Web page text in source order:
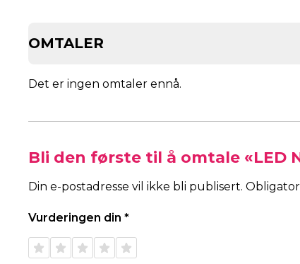
OMTALER
Det er ingen omtaler ennå.
Bli den første til å omtale «LED
Din e-postadresse vil ikke bli publisert.
Vurderingen din *
1 av 5
stjerner
2 av 5
stjerner
3 av 5
stjerner
4 av 5
stjerner
5 av 5
stjerner